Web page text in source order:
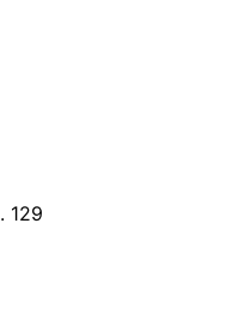
. 129